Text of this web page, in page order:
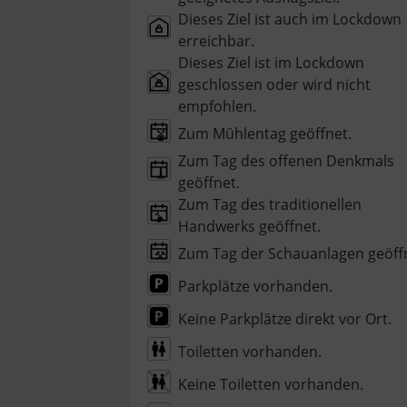
Dieses Ziel ist auch im Lockdown
erreichbar.
Dieses Ziel ist im Lockdown
geschlossen oder wird nicht
empfohlen.
Zum Mühlentag geöffnet.
Zum Tag des offenen Denkmals
geöffnet.
Zum Tag des traditionellen
Handwerks geöffnet.
Zum Tag der Schauanlagen
Parkplätze vorhanden.
Keine Parkplätze direkt vor Ort.
Toiletten vorhanden.
Keine Toiletten vorhanden.